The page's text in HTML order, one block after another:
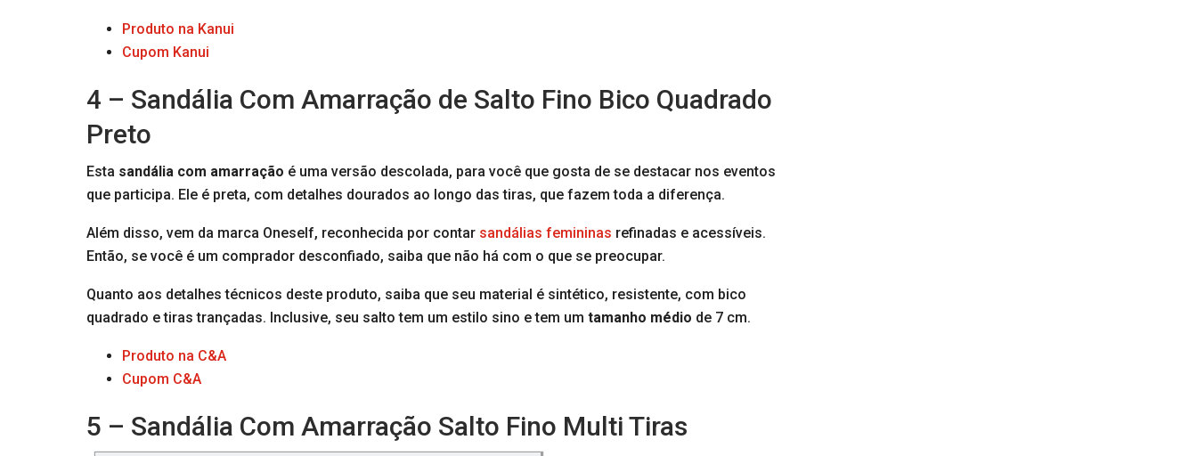
Produto na Kanui
Cupom Kanui
4 – Sandália Com Amarração de Salto Fino Bico Quadrado
Preto
Esta sandália com amarração é uma versão descolada, para você que gosta de se destacar nos eventos
que participa. Ele é preta, com detalhes dourados ao longo das tiras, que fazem toda a diferença.
Além disso, vem da marca Oneself, reconhecida por contar sandálias femininas refinadas e acessíveis.
Então, se você é um comprador desconfiado, saiba que não há com o que se preocupar.
Quanto aos detalhes técnicos deste produto, saiba que seu material é sintético, resistente, com bico
quadrado e tiras trançadas. Inclusive, seu salto tem um estilo sino e tem um tamanho médio de 7 cm.
Produto na C&A
Cupom C&A
5 – Sandália Com Amarração Salto Fino Multi Tiras